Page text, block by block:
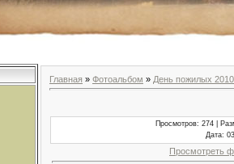
Главная » Фотоальбом » День пожилых 2010
Просмотров: 274 |
Дата:
Просмотреть